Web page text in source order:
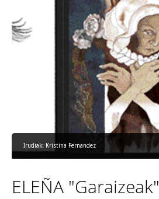
Irudiak: Kristina Fernandez
ELEÑA "Garaizeak"